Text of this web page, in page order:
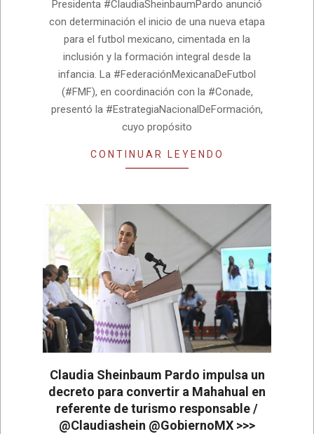
Presidenta #ClaudiaSheinbaumPardo anunció
con determinación el inicio de una nueva etapa
para el futbol mexicano, cimentada en la
inclusión y la formación integral desde la
infancia. La #FederaciónMexicanaDeFutbol
(#FMF), en coordinación con la #Conade,
presentó la #EstrategiaNacionalDeFormación,
cuyo propósito
CONTINUAR LEYENDO
Claudia Sheinbaum Pardo impulsa un
decreto para convertir a Mahahual en
referente de turismo responsable /
@Claudiashein @GobiernoMX >>>